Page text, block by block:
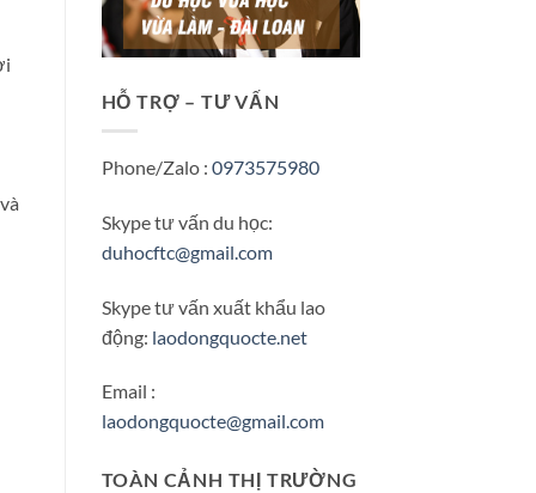
HỖ TRỢ – TƯ VẤN
Phone/Zalo : 0973575980
Skype tư vấn du học:
duhocftc@gmail.com
Skype tư vấn xuất khẩu lao
động: laodongquocte.net
Email :
laodongquocte@gmail.com
TOÀN CẢNH THỊ TRƯỜNG